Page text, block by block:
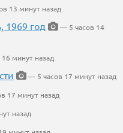
13 минут назад
1969 год
— 5 часов 14
минут назад
— 5 часов 17 минут назад
17 минут назад
назад